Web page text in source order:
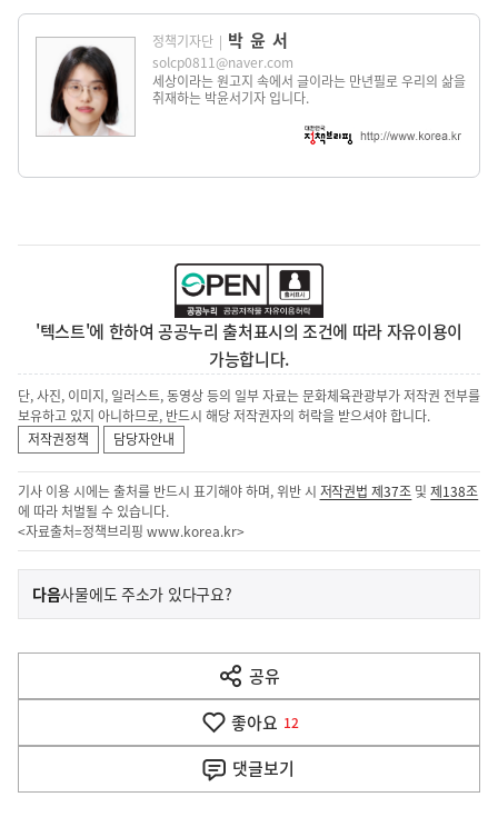
정책기자단 | 박윤서
solcp0811@naver.com
세상이라는 원고지 속에서 글이라는 만년필로 우리의 삶을
취재하는 박윤서기자 입니다.
'텍스트'에 한하여 공공누리 출처표시의 조건에 따라 자유이용이
가능합니다.
단, 사진, 이미지, 일러스트, 동영상 등의 일부 자료는 문화체육관광부가 저작권 전부를
보유하고 있지 아니하므로, 반드시 해당 저작권자의 허락을 받으셔야 합니다.
저작권정책
담당자안내
기사 이용 시에는 출처를 반드시 표기해야 하며, 위반 시 저작권법 제37조 및제138조
에 따라 처벌될 수 있습니다.
<자료출처=정책브리핑 www.korea.kr>
이
전
다
음
다음기
사물에도 주소가 있다구요?
공유
열
기
좋아요 12
댓글보기